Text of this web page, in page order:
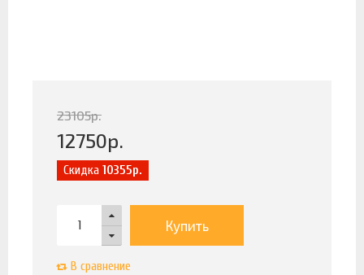
23105р.
12750р.
Скидка 10355р.
Купить
В сравнение